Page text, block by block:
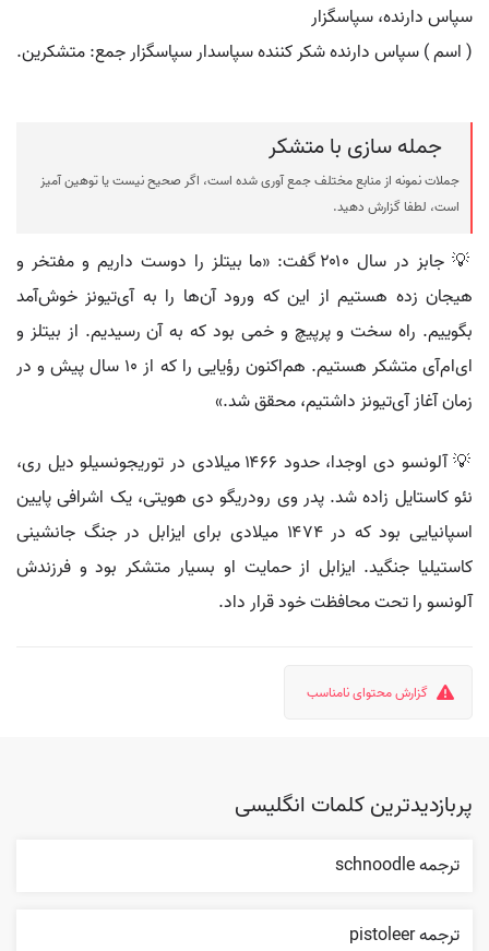
سپاس دارنده، سپاسگزار
( اسم ) سپاس دارنده شکر کننده سپاسدار سپاسگزار جمع: متشکرین.
جمله سازی با متشکر
جملات نمونه از منابع مختلف جمع آوری شده است، اگر صحیح نیست یا توهین آمیز
است، لطفا گزارش دهید.
💡 جابز در سال ۲۰۱۰ گفت: «ما بیتلز را دوست داریم و مفتخر و
هیجان زده هستیم از این که ورود آن‌ها را به آی‌تیونز خوش‌آمد
بگوییم. راه سخت و پرپیچ و خمی بود که به آن رسیدیم. از بیتلز و
ای‌ام‌آی متشکر هستیم. هم‌اکنون رؤیایی را که از ۱۰ سال پیش و در
زمان آغاز آی‌تیونز داشتیم، محقق شد.»
💡 آلونسو دی اوجدا، حدود ۱۴۶۶ میلادی در توریجونسیلو دیل ری،
نئو کاستایل زاده شد. پدر وی رودریگو دی هویتی، یک اشرافی پایین
اسپانیایی بود که در ۱۴۷۴ میلادی برای ایزابل در جنگ جانشینی
کاستیلیا جنگید. ایزابل از حمایت او بسیار متشکر بود و فرزندش
آلونسو را تحت محافظت خود قرار داد.
گزارش محتوای نامناسب
پربازدیدترین کلمات انگلیسی
ترجمه schnoodle
ترجمه pistoleer